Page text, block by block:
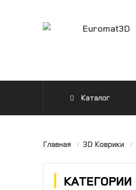
Каталог
Главная 3D Коврики
КАТЕГОРИИ